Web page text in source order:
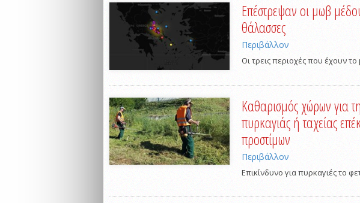
Επέστρεψαν οι μωβ
θάλασσες
Περιβάλλον
Οι τρεις περιοχές που έχουν
Καθαρισμός χώρων για
πυρκαγιάς ή ταχείας
προστίμων
Περιβάλλον
Επικίνδυνο για πυρκαγιές το